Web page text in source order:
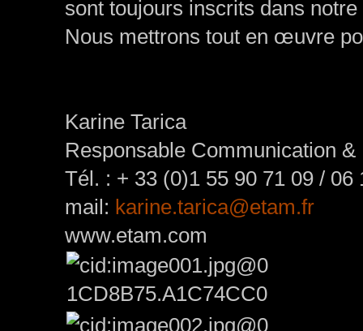
sont toujours inscrits dans
Nous mettrons tout en œuvre
Karine Tarica
Responsable Communication &
Tél. : + 33 (0)1 55 90 71 09 / 06
mail: karine.tarica@etam.fr
www.etam.com